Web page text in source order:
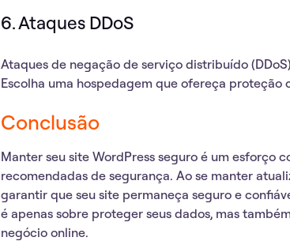
6. Ataques DDoS
Ataques de negação de serviço distribuído
Escolha uma hospedagem que ofereça proteção
Conclusão
Manter seu site WordPress seguro é um
recomendadas de segurança. Ao se manter
garantir que seu site permaneça seguro e
é apenas sobre proteger seus dados, mas
negócio online.